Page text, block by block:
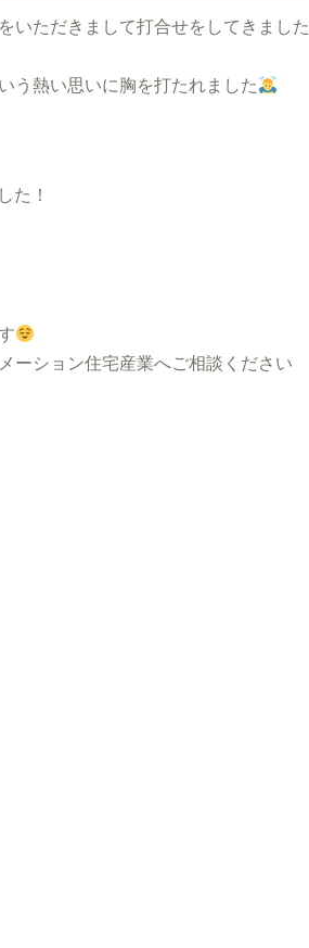
いただきまして打合せをしてきました
う熱い思いに胸を打たれました
た！
ーション住宅産業へご相談ください